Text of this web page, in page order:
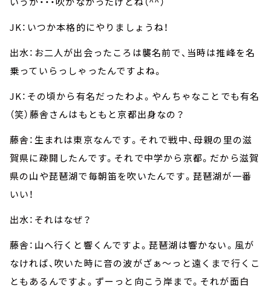
JK：いつか本格的にやりましょうね！
出水：お二人が出会ったころは襲名前で、当時は推峰を名
乗っていらっしゃったんですよね。
JK：その頃から有名だったわよ。やんちゃなことでも有名
（笑）藤舎さんはもともと京都出身なの？
藤舎：生まれは東京なんです。それで戦中、母親の里の滋
賀県に疎開したんです。それで中学から京都。だから滋賀
県の山や琵琶湖で毎朝笛を吹いたんです。琵琶湖が一番
いい！
出水：それはなぜ？
藤舎：山へ行くと響くんですよ。琵琶湖は響かない。風が
なければ、吹いた時に音の波がざぁ～っと遠くまで行くこ
ともあるんですよ。ずーっと向こう岸まで。それが面白